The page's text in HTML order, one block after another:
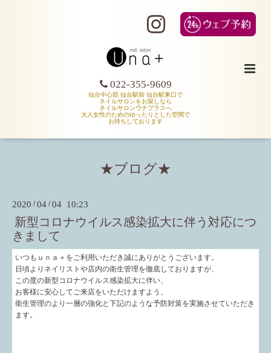
022-355-9609
仙台中心部 仙台駅前 仙台駅東口で
ネイルサロンをお探しなら
ネイルサロンウナプラスへ
大人女性のためのゆったりとした空間で
お待ちしております
★ブログ★
2020 /04 /04 10:23
新型コロナウイルス感染拡大に伴う対応につ
きまして
いつもｕｎａ＋をご利用いただき誠にありがとうございます。
日頃よりネイリストや店内の衛生管理を徹底しておりますが、
この度の新型コロナウイルス感染拡大に伴い、
お客様に安心してご来店をいただけますよう、
衛生管理のより一層の強化と下記のような予防対策を実施させていただき
ます。